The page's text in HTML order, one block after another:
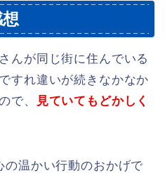
んが同じ街に住んでいる
すれ違いが続きなかなか
で、
見ていてもどかしく
の温かい行動のおかげで